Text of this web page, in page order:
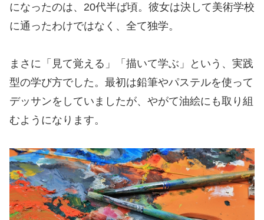
になったのは、20代半ば頃。彼女は決して美術学校
に通ったわけではなく、全て独学。
まさに「見て覚える」「描いて学ぶ」という、実践
型の学び方でした。最初は鉛筆やパステルを使って
デッサンをしていましたが、やがて油絵にも取り組
むようになります。